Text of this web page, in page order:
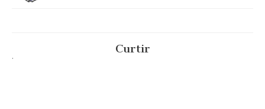
Curtir
.